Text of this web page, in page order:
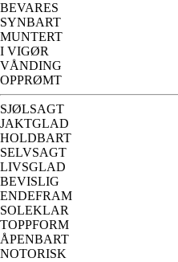
BEVARES
SYNBART
MUNTERT
I VIGØR
VÅNDING
OPPRØMT
SJØLSAGT
JAKTGLAD
HOLDBART
SELVSAGT
LIVSGLAD
BEVISLIG
ENDEFRAM
SOLEKLAR
TOPPFORM
ÅPENBART
NOTORISK